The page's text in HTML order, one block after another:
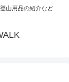
山用品の紹介など